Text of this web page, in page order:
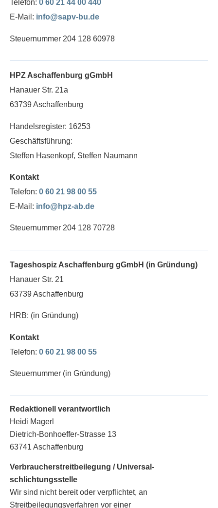
Telefon: 0 60 21 44 00 440
E-Mail: info@sapv-bu.de
Steuernummer 204 128 60978
HPZ Aschaffenburg gGmbH
Hanauer Str. 21a
63739 Aschaffenburg
Handelsregister: 16253
Geschäftsführung:
Steffen Hasenkopf, Steffen Naumann
Kontakt
Telefon: 0 60 21 98 00 55
E-Mail: info@hpz-ab.de
Steuernummer 204 128 70728
Tageshospiz Aschaffenburg gGmbH (in Gründung)
Hanauer Str. 21
63739 Aschaffenburg
HRB: (in Gründung)
Kontakt
Telefon: 0 60 21 98 00 55
Steuernummer (in Gründung)
Redaktionell verantwortlich
Heidi Magerl
Dietrich-Bonhoeffer-Strasse 13
63741 Aschaffenburg
Verbraucher­streitbeilegung / Universal­
schlichtungsstelle
Wir sind nicht bereit oder verpflichtet, an
Streitbeilegungsverfahren vor einer